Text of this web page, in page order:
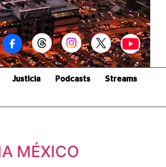
Justicia Podcasts Streams
MÉXICO